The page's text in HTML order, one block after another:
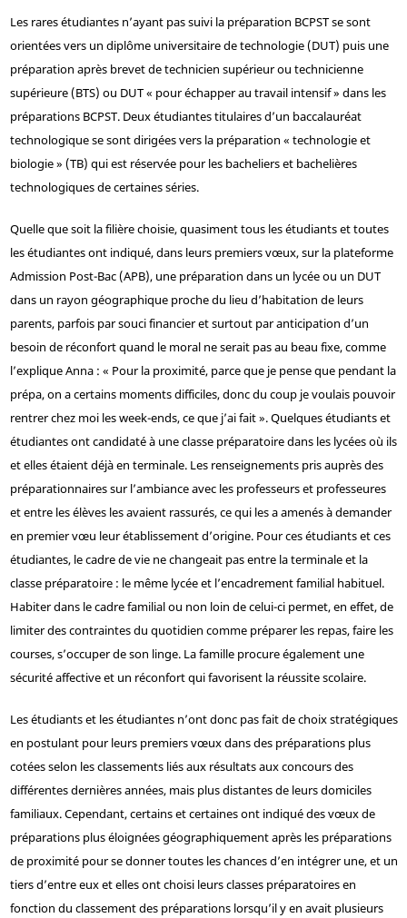
Les rares étudiantes n’ayant pas suivi la préparation BCPST se sont
orientées vers un diplôme universitaire de technologie (DUT) puis une
préparation après brevet de technicien supérieur ou technicienne
supérieure (BTS) ou DUT « pour échapper au travail intensif » dans les
préparations BCPST. Deux étudiantes titulaires d’un baccalauréat
technologique se sont dirigées vers la préparation « technologie et
biologie » (TB) qui est réservée pour les bacheliers et bachelières
technologiques de certaines séries.
Quelle que soit la filière choisie, quasiment tous les étudiants et toutes
les étudiantes ont indiqué, dans leurs premiers vœux, sur la plateforme
Admission Post-Bac (APB), une préparation dans un lycée ou un DUT
dans un rayon géographique proche du lieu d’habitation de leurs
parents, parfois par souci financier et surtout par anticipation d’un
besoin de réconfort quand le moral ne serait pas au beau fixe, comme
l’explique Anna : « Pour la proximité, parce que je pense que pendant la
prépa, on a certains moments difficiles, donc du coup je voulais pouvoir
rentrer chez moi les week-ends, ce que j’ai fait ». Quelques étudiants et
étudiantes ont candidaté à une classe préparatoire dans les lycées où ils
et elles étaient déjà en terminale. Les renseignements pris auprès des
préparationnaires sur l’ambiance avec les professeurs et professeures
et entre les élèves les avaient rassurés, ce qui les a amenés à demander
en premier vœu leur établissement d’origine. Pour ces étudiants et ces
étudiantes, le cadre de vie ne changeait pas entre la terminale et la
classe préparatoire : le même lycée et l’encadrement familial habituel.
Habiter dans le cadre familial ou non loin de celui-ci permet, en effet, de
limiter des contraintes du quotidien comme préparer les repas, faire les
courses, s’occuper de son linge. La famille procure également une
sécurité affective et un réconfort qui favorisent la réussite scolaire.
Les étudiants et les étudiantes n’ont donc pas fait de choix stratégiques
en postulant pour leurs premiers vœux dans des préparations plus
cotées selon les classements liés aux résultats aux concours des
différentes dernières années, mais plus distantes de leurs domiciles
familiaux. Cependant, certains et certaines ont indiqué des vœux de
préparations plus éloignées géographiquement après les préparations
de proximité pour se donner toutes les chances d’en intégrer une, et un
tiers d’entre eux et elles ont choisi leurs classes préparatoires en
fonction du classement des préparations lorsqu’il y en avait plusieurs